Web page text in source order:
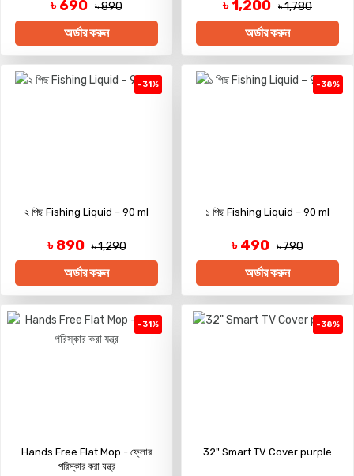
৳ 690 ৳ 890
অর্ডার করুন
৳ 1,200 ৳ 1,780
অর্ডার করুন
-31%
২ পিছ Fishing Liquid – 90 ml
৳ 890 ৳ 1,290
অর্ডার করুন
-38%
১ পিছ Fishing Liquid – 90 ml
৳ 490 ৳ 790
অর্ডার করুন
-31%
Hands Free Flat Mop - ফ্লোর
পরিস্কার করা যন্ত্র
-38%
32" Smart TV Cover purple